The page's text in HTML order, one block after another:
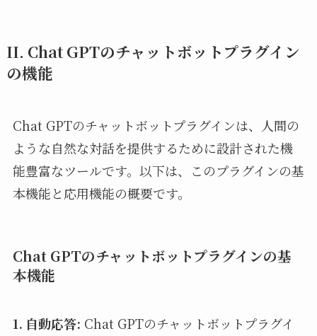
II. Chat GPTのチャットボットプラグイン
の機能
Chat GPTのチャットボットプラグインは、人間の
ような自然な対話を提供するために設計された機
能豊富なツールです。以下は、このプラグインの基
本機能と応用機能の概要です。
Chat GPTのチャットボットプラグインの基
本機能
1. 自動応答: Chat GPTのチャットボットプラグイ